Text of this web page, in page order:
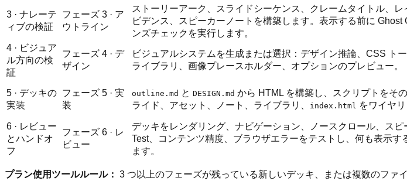
3 · ナレーテ
ィブの検証
フェーズ 3 · ア
ウトライン
ストーリーアーク、スライドシーケンス、クレームタイトル、レ
ビデンス、スピーカーノートを構築します。表示する前に Ghost
ンズチェックを実行します。
4 · ビジュア
ル方向の検
証
フェーズ 4 · デ
ザイン
ビジュアルシステムを生成または選択：デザイン推論、CSS トー
ライブラリ、画像プレースホルダー、オプションのプレビュー。
5 · デッキの
実装
フェーズ 5 · 実
装
outline.md と DESIGN.md から HTML を構築し、スクリプトをそ
ライド、アセット、ノート、ライブラリ、
index.html をワイヤリ
6 · レビュー
とハンドオ
フ
フェーズ 6 · レ
ビュー
デッキをレンダリング、ナビゲーション、ノースクロール、ス
Test、コンテンツ精度、ブラウザエラーをテストし、何も表示す
ます。
プラン使用ツールルール： 3 つ以上のフェーズが残っている新しいデッキ、または複数のファ